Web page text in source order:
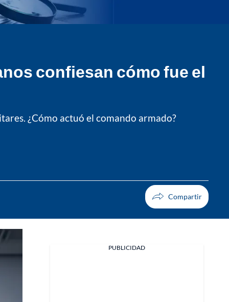
confiesan cómo fue el
¿Cómo actuó el comando armado?
PUBLICIDAD